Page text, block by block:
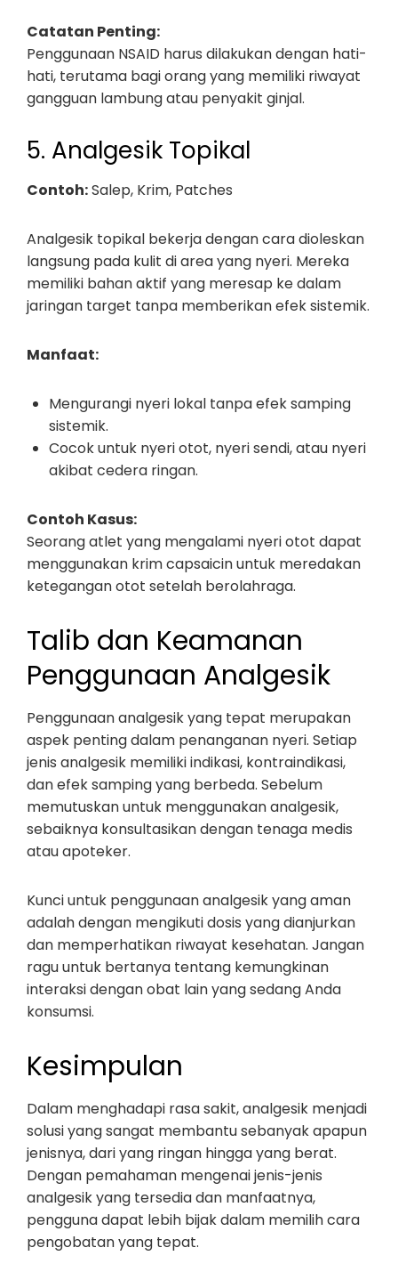
Catatan Penting:
Penggunaan NSAID harus dilakukan dengan hati-
hati, terutama bagi orang yang memiliki riwayat
gangguan lambung atau penyakit ginjal.
5. Analgesik Topikal
Contoh:Salep, Krim, Patches
Analgesik topikal bekerja dengan cara dioleskan
langsung pada kulit di area yang nyeri. Mereka
memiliki bahan aktif yang meresap ke dalam
jaringan target tanpa memberikan efek sistemik.
Manfaat:
Mengurangi nyeri lokal tanpa efek samping
sistemik.
Cocok untuk nyeri otot, nyeri sendi, atau nyeri
akibat cedera ringan.
Contoh Kasus:
Seorang atlet yang mengalami nyeri otot dapat
menggunakan krim capsaicin untuk meredakan
ketegangan otot setelah berolahraga.
Talib dan Keamanan
Penggunaan Analgesik
Penggunaan analgesik yang tepat merupakan
aspek penting dalam penanganan nyeri. Setiap
jenis analgesik memiliki indikasi, kontraindikasi,
dan efek samping yang berbeda. Sebelum
memutuskan untuk menggunakan analgesik,
sebaiknya konsultasikan dengan tenaga medis
atau apoteker.
Kunci untuk penggunaan analgesik yang aman
adalah dengan mengikuti dosis yang dianjurkan
dan memperhatikan riwayat kesehatan. Jangan
ragu untuk bertanya tentang kemungkinan
interaksi dengan obat lain yang sedang Anda
konsumsi.
Kesimpulan
Dalam menghadapi rasa sakit, analgesik menjadi
solusi yang sangat membantu sebanyak apapun
jenisnya, dari yang ringan hingga yang berat.
Dengan pemahaman mengenai jenis-jenis
analgesik yang tersedia dan manfaatnya,
pengguna dapat lebih bijak dalam memilih cara
pengobatan yang tepat.